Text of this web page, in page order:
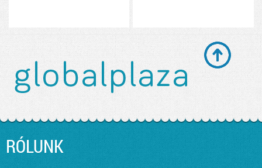
RÓLUNK